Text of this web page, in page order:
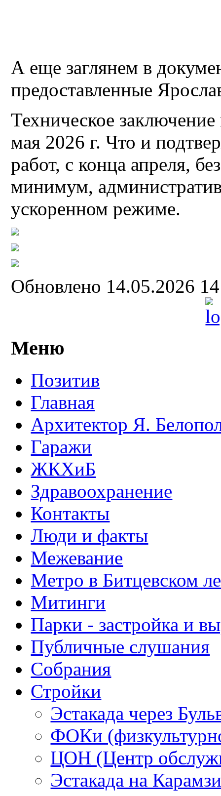
А еще заглянем в
предоставленные
Техническое
мая 2026 г. Что и
работ, с конца апреля,
минимум,
ускоренном режиме.
Обновлено 14.05.2026
Меню
Позитив
Главная
Архитектор Я.
Гаражи
ЖКХиБ
Здравоохранение
Контакты
Люди и факты
Межевание
Метро в Битцевском
Митинги
Парки - застройка и
Публичные слушания
Собрания
Стройки
Эстакада через
ФОКи
ЦОН (Центр
Эстакада на